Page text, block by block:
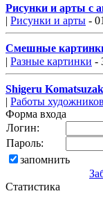
Рисунки и арты с
Рисунки и арты -
Смешные
| Разные картинки -
Shigeru
| Работы художников
Форма входа
Логин:
Пароль:
запомнить
Статистика